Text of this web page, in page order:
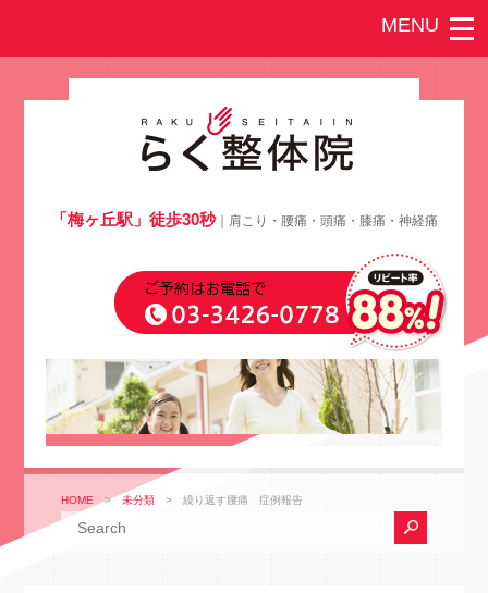
「梅ヶ丘駅」徒歩30秒｜肩こり・腰痛・頭痛・膝痛・神経痛
HOME >未分類 >繰り返す腰痛 症例報告